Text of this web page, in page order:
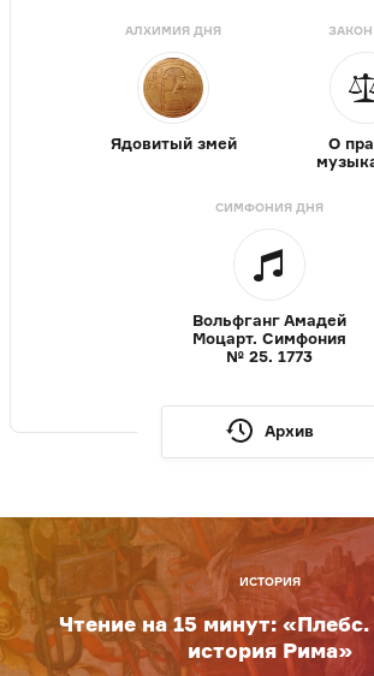
АЛХИМИЯ ДНЯ
Ядовитый змей
О
СИМФОНИЯ ДНЯ
Вольфганг Амадей
Моцарт. Симфония
№ 25. 1773
Архив
ИСТОРИЯ
Чтение на 15 минут:
история Рима»